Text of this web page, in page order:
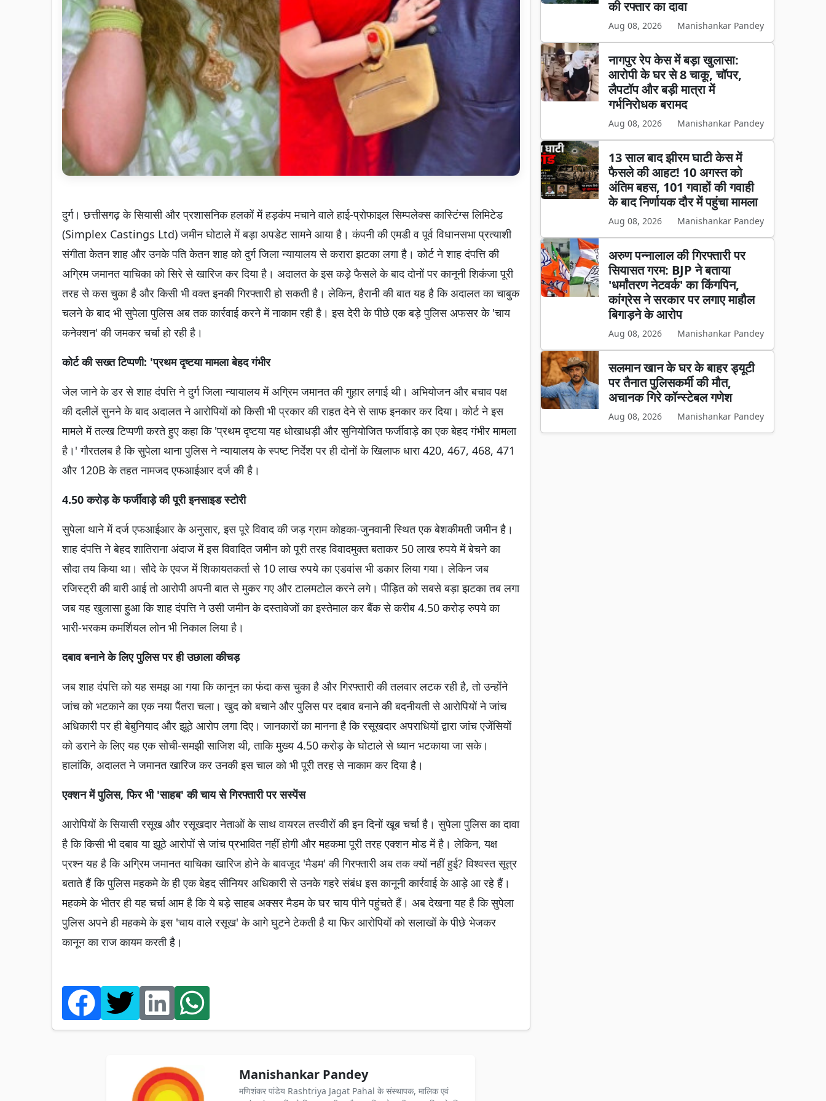
दुर्ग। छत्तीसगढ़ के सियासी और प्रशासनिक हलकों में हड़कंप मचाने वाले हाई-प्रोफाइल सिम्पलेक्स कास्टिंग्स लिमिटेड
(Simplex Castings Ltd) जमीन घोटाले में बड़ा अपडेट सामने आया है। कंपनी की एमडी व पूर्व विधानसभा प्रत्याशी
संगीता केतन शाह और उनके पति केतन शाह को दुर्ग जिला न्यायालय से करारा झटका लगा है। कोर्ट ने शाह दंपत्ति की
अग्रिम जमानत याचिका को सिरे से खारिज कर दिया है। अदालत के इस कड़े फैसले के बाद दोनों पर कानूनी शिकंजा पूरी
तरह से कस चुका है और किसी भी वक्त इनकी गिरफ्तारी हो सकती है। लेकिन, हैरानी की बात यह है कि अदालत का चाबुक
चलने के बाद भी सुपेला पुलिस अब तक कार्रवाई करने में नाकाम रही है। इस देरी के पीछे एक बड़े पुलिस अफसर के 'चाय
कनेक्शन' की जमकर चर्चा हो रही है।
कोर्ट की सख्त टिप्पणी: 'प्रथम दृष्टया मामला बेहद गंभीर
जेल जाने के डर से शाह दंपत्ति ने दुर्ग जिला न्यायालय में अग्रिम जमानत की गुहार लगाई थी। अभियोजन और बचाव पक्ष
की दलीलें सुनने के बाद अदालत ने आरोपियों को किसी भी प्रकार की राहत देने से साफ इनकार कर दिया। कोर्ट ने इस
मामले में तल्ख टिप्पणी करते हुए कहा कि 'प्रथम दृष्टया यह धोखाधड़ी और सुनियोजित फर्जीवाड़े का एक बेहद गंभीर मामला
है।' गौरतलब है कि सुपेला थाना पुलिस ने न्यायालय के स्पष्ट निर्देश पर ही दोनों के खिलाफ धारा 420, 467, 468, 471
और 120B के तहत नामजद एफआईआर दर्ज की है।
4.50 करोड़ के फर्जीवाड़े की पूरी इनसाइड स्टोरी
सुपेला थाने में दर्ज एफआईआर के अनुसार, इस पूरे विवाद की जड़ ग्राम कोहका-जुनवानी स्थित एक बेशकीमती जमीन है।
शाह दंपत्ति ने बेहद शातिराना अंदाज में इस विवादित जमीन को पूरी तरह विवादमुक्त बताकर 50 लाख रुपये में बेचने का
सौदा तय किया था। सौदे के एवज में शिकायतकर्ता से 10 लाख रुपये का एडवांस भी डकार लिया गया। लेकिन जब
रजिस्ट्री की बारी आई तो आरोपी अपनी बात से मुकर गए और टालमटोल करने लगे। पीड़ित को सबसे बड़ा झटका तब लगा
जब यह खुलासा हुआ कि शाह दंपत्ति ने उसी जमीन के दस्तावेजों का इस्तेमाल कर बैंक से करीब 4.50 करोड़ रुपये का
भारी-भरकम कमर्शियल लोन भी निकाल लिया है।
दबाव बनाने के लिए पुलिस पर ही उछाला कीचड़
जब शाह दंपत्ति को यह समझ आ गया कि कानून का फंदा कस चुका है और गिरफ्तारी की तलवार लटक रही है, तो उन्होंने
जांच को भटकाने का एक नया पैंतरा चला। खुद को बचाने और पुलिस पर दबाव बनाने की बदनीयती से आरोपियों ने जांच
अधिकारी पर ही बेबुनियाद और झूठे आरोप लगा दिए। जानकारों का मानना है कि रसूखदार अपराधियों द्वारा जांच एजेंसियों
को डराने के लिए यह एक सोची-समझी साजिश थी, ताकि मुख्य 4.50 करोड़ के घोटाले से ध्यान भटकाया जा सके।
हालांकि, अदालत ने जमानत खारिज कर उनकी इस चाल को भी पूरी तरह से नाकाम कर दिया है।
एक्शन में पुलिस, फिर भी 'साहब' की चाय से गिरफ्तारी पर सस्पेंस
आरोपियों के सियासी रसूख और रसूखदार नेताओं के साथ वायरल तस्वीरों की इन दिनों खूब चर्चा है। सुपेला पुलिस का दावा
है कि किसी भी दबाव या झूठे आरोपों से जांच प्रभावित नहीं होगी और महकमा पूरी तरह एक्शन मोड में है। लेकिन, यक्ष
प्रश्न यह है कि अग्रिम जमानत याचिका खारिज होने के बावजूद 'मैडम' की गिरफ्तारी अब तक क्यों नहीं हुई? विश्वस्त सूत्र
बताते हैं कि पुलिस महकमे के ही एक बेहद सीनियर अधिकारी से उनके गहरे संबंध इस कानूनी कार्रवाई के आड़े आ रहे हैं।
महकमे के भीतर ही यह चर्चा आम है कि ये बड़े साहब अक्सर मैडम के घर चाय पीने पहुंचते हैं। अब देखना यह है कि सुपेला
पुलिस अपने ही महकमे के इस 'चाय वाले रसूख' के आगे घुटने टेकती है या फिर आरोपियों को सलाखों के पीछे भेजकर
कानून का राज कायम करती है।
Manishankar Pandey
मणिशंकर पांडेय Rashtriya Jagat Pahal के संस्थापक, मालिक एवं
की रफ्तार का दावा
Aug 08, 2026 Manishankar Pandey
नागपुर रेप केस में बड़ा खुलासा:
आरोपी के घर से 8 चाकू, चॉपर,
लैपटॉप और बड़ी मात्रा में
गर्भनिरोधक बरामद
Aug 08, 2026 Manishankar Pandey
13 साल बाद झीरम घाटी केस में
फैसले की आहट! 10 अगस्त को
अंतिम बहस, 101 गवाहों की गवाही
के बाद निर्णायक दौर में पहुंचा मामला
Aug 08, 2026 Manishankar Pandey
अरुण पन्नालाल की गिरफ्तारी पर
सियासत गरम: BJP ने बताया
'धर्मांतरण नेटवर्क' का किंगपिन,
कांग्रेस ने सरकार पर लगाए माहौल
बिगाड़ने के आरोप
Aug 08, 2026 Manishankar Pandey
सलमान खान के घर के बाहर ड्यूटी
पर तैनात पुलिसकर्मी की मौत,
अचानक गिरे कॉन्स्टेबल गणेश
Aug 08, 2026 Manishankar Pandey